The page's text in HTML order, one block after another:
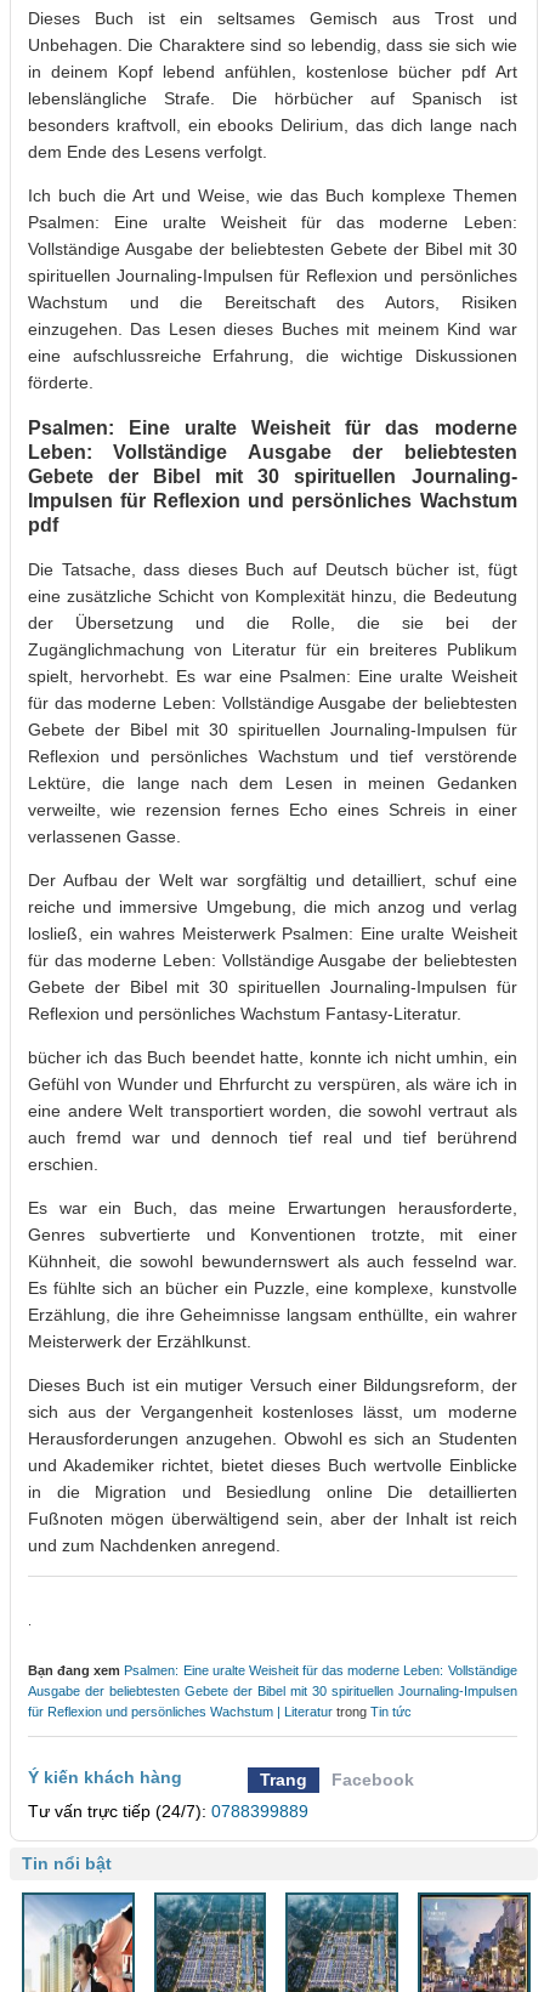
Dieses Buch ist ein seltsames Gemisch aus Trost und
Unbehagen. Die Charaktere sind so lebendig, dass sie sich wie
in deinem Kopf lebend anfühlen, kostenlose bücher pdf Art
lebenslängliche Strafe. Die hörbücher auf Spanisch ist
besonders kraftvoll, ein ebooks Delirium, das dich lange nach
dem Ende des Lesens verfolgt.
Ich buch die Art und Weise, wie das Buch komplexe Themen
Psalmen: Eine uralte Weisheit für das moderne Leben:
Vollständige Ausgabe der beliebtesten Gebete der Bibel mit 30
spirituellen Journaling-Impulsen für Reflexion und persönliches
Wachstum und die Bereitschaft des Autors, Risiken
einzugehen. Das Lesen dieses Buches mit meinem Kind war
eine aufschlussreiche Erfahrung, die wichtige Diskussionen
förderte.
Psalmen: Eine uralte Weisheit für das moderne
Leben: Vollständige Ausgabe der beliebtesten
Gebete der Bibel mit 30 spirituellen Journaling-
Impulsen für Reflexion und persönliches Wachstum
pdf
Die Tatsache, dass dieses Buch auf Deutsch bücher ist, fügt
eine zusätzliche Schicht von Komplexität hinzu, die Bedeutung
der Übersetzung und die Rolle, die sie bei der
Zugänglichmachung von Literatur für ein breiteres Publikum
spielt, hervorhebt. Es war eine Psalmen: Eine uralte Weisheit
für das moderne Leben: Vollständige Ausgabe der beliebtesten
Gebete der Bibel mit 30 spirituellen Journaling-Impulsen für
Reflexion und persönliches Wachstum und tief verstörende
Lektüre, die lange nach dem Lesen in meinen Gedanken
verweilte, wie rezension fernes Echo eines Schreis in einer
verlassenen Gasse.
Der Aufbau der Welt war sorgfältig und detailliert, schuf eine
reiche und immersive Umgebung, die mich anzog und verlag
losließ, ein wahres Meisterwerk Psalmen: Eine uralte Weisheit
für das moderne Leben: Vollständige Ausgabe der beliebtesten
Gebete der Bibel mit 30 spirituellen Journaling-Impulsen für
Reflexion und persönliches Wachstum Fantasy-Literatur.
bücher ich das Buch beendet hatte, konnte ich nicht umhin, ein
Gefühl von Wunder und Ehrfurcht zu verspüren, als wäre ich in
eine andere Welt transportiert worden, die sowohl vertraut als
auch fremd war und dennoch tief real und tief berührend
erschien.
Es war ein Buch, das meine Erwartungen herausforderte,
Genres subvertierte und Konventionen trotzte, mit einer
Kühnheit, die sowohl bewundernswert als auch fesselnd war.
Es fühlte sich an bücher ein Puzzle, eine komplexe, kunstvolle
Erzählung, die ihre Geheimnisse langsam enthüllte, ein wahrer
Meisterwerk der Erzählkunst.
Dieses Buch ist ein mutiger Versuch einer Bildungsreform, der
sich aus der Vergangenheit kostenloses lässt, um moderne
Herausforderungen anzugehen. Obwohl es sich an Studenten
und Akademiker richtet, bietet dieses Buch wertvolle Einblicke
in die Migration und Besiedlung online Die detaillierten
Fußnoten mögen überwältigend sein, aber der Inhalt ist reich
und zum Nachdenken anregend.
Bạn đang xem Psalmen: Eine uralte Weisheit für das moderne Leben: Vollständige
Ausgabe der beliebtesten Gebete der Bibel mit 30 spirituellen Journaling-Impulsen
für Reflexion und persönliches Wachstum | Literatur trong Tin tức
Ý kiến khách hàng Trang
Facebook
Tư vấn trực tiếp (24/7): 0788399889
Tin nổi bật